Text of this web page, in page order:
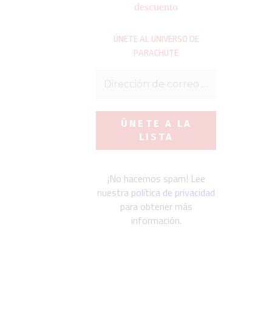
descuento
ÚNETE AL UNIVERSO DE
PARACHUTE
¡No hacemos spam! Lee
nuestra política de privacidad
para obtener más
información.